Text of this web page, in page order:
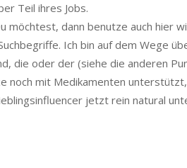
Teil ihres Jobs.
möchtest, dann benutze auch hier
Ich bin auf dem Wege
die oder der (siehe die anderen
noch mit Medikamenten
jetzt rein natural